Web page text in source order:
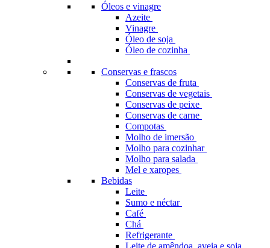
Óleos e vinagre
Azeite
Vinagre
Óleo de soja
Óleo de cozinha
Conservas e frascos
Conservas de fruta
Conservas de vegetais
Conservas de peixe
Conservas de carne
Compotas
Molho de imersão
Molho para cozinhar
Molho para salada
Mel e xaropes
Bebidas
Leite
Sumo e néctar
Café
Chá
Refrigerante